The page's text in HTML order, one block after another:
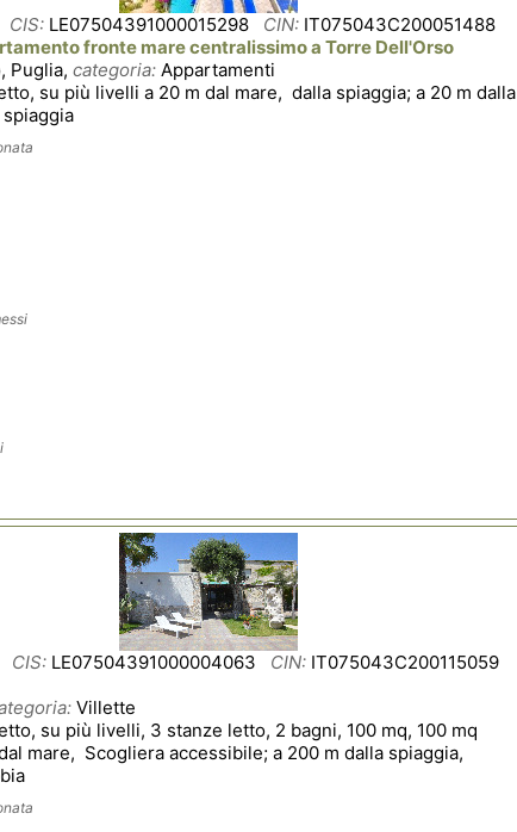
CIS: LE07504391000015298 CIN: IT075043C200051488
fronte mare centralissimo a Torre Dell'Orso
Puglia, categoria: Appartamenti
su più livelli a 20 m dal mare, dalla spiaggia; a 20 m dalla
CIS: LE07504391000004063 CIN: IT075043C200115059
Villette
su più livelli, 3 stanze letto, 2 bagni, 100 mq, 100 mq
mare, Scogliera accessibile; a 200 m dalla spiaggia,